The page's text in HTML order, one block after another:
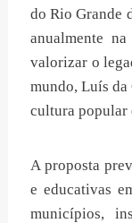
do Rio Grande
anualmente
valorizar o
mundo, Luís da
cultura popular
A proposta
e educativas
municípios,